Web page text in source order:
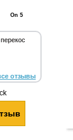
On 5
отзывы